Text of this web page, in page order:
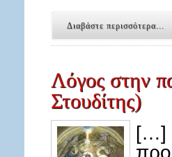
Διαβάστε περισσότερα...
Λόγος στην
Στουδίτης)
[…]